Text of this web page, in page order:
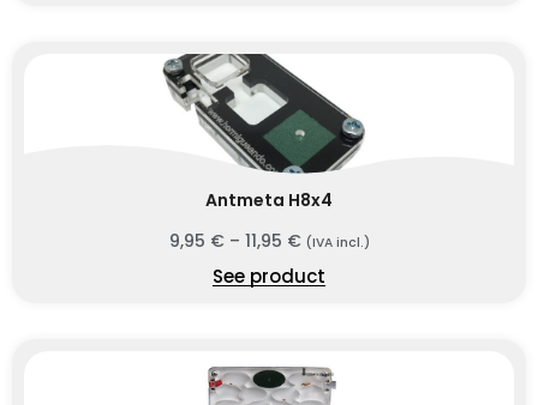
Antmeta H8x4
9,95 € – 11,95 € (IVA incl.)
See product